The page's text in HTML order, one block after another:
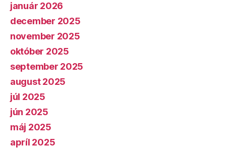
január 2026
december 2025
november 2025
október 2025
september 2025
august 2025
júl 2025
jún 2025
máj 2025
apríl 2025